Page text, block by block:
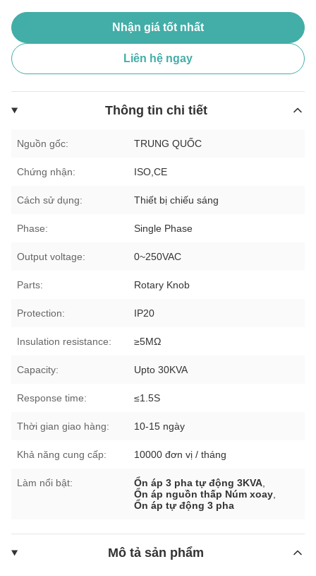
Nhận giá tốt nhất
Liên hệ ngay
Thông tin chi tiết
Nguồn gốc: TRUNG QUỐC
Chứng nhận: ISO,CE
Cách sử dụng: Thiết bị chiếu sáng
Phase: Single Phase
Output voltage: 0~250VAC
Parts: Rotary Knob
Protection: IP20
Insulation resistance: ≥5MΩ
Capacity: Upto 30KVA
Response time: ≤1.5S
Thời gian giao hàng: 10-15 ngày
Khả năng cung cấp: 10000 đơn vị / tháng
Làm nổi bật: Ổn áp 3 pha tự động 3KVA
Ổn áp nguồn thấp Núm xoay
Ổn áp tự động 3 pha
Mô tả sản phẩm